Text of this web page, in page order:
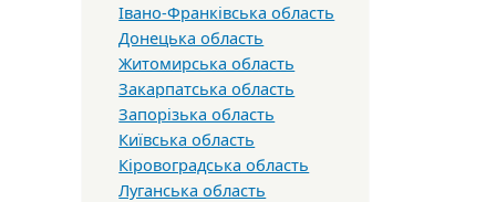
Івано-Франківська область
Донецька область
Житомирська область
Закарпатська область
Запорізька область
Київська область
Кіровоградська область
Луганська область